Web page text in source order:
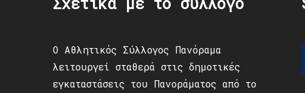
Ο Αθλητικός Σύλλογος Πανόραμα
λειτουργεί σταθερά στις δημοτικές
εγκαταστάσεις του Πανοράματος από το